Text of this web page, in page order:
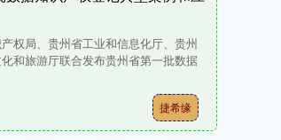
权局、贵州省工业和信息化厅、贵州
和旅游厅联合发布贵州省第一批数据
捷希缘